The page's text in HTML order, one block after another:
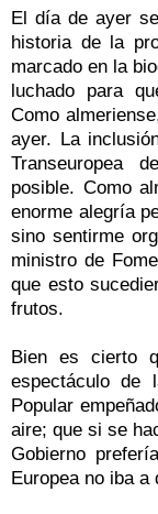
El día de ayer
historia de la
marcado en la
luchado para
Como
ayer. La
Transeuropea
posible. Como
enorme alegría
sino sentirme
ministro de
que esto
frutos.
Bien es cierto
espectáculo de
Popular
aire; que si se
Gobierno
Europea no iba